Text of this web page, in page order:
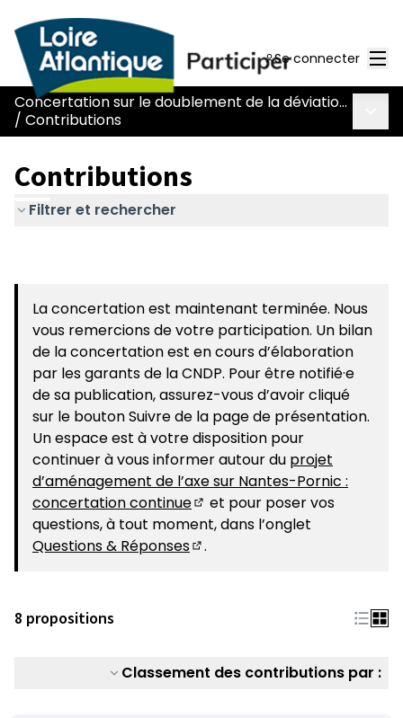
Se connecter
Concertation sur le doublement de la déviation de Chaumes-en-Retz - route Nantes-Pornic
/ Contributions
Contributions
Filtrer et rechercher
La concertation est maintenant terminée. Nous
vous remercions de votre participation. Un bilan
de la concertation est en cours d’élaboration
par les garants de la CNDP. Pour être notifié·e
de sa publication, assurez-vous d’avoir cliqué
sur le bouton Suivre de la page de présentation.
Un espace est à votre disposition pour
continuer à vous informer autour du projet
d’aménagement de l’axe sur Nantes-Pornic :
concertation continue
(S'ouvre dans un nouvel
et pour poser vos
questions, à tout moment, dans l’onglet
Questions & Réponses
.
8 propositions
Classement des contributions par :